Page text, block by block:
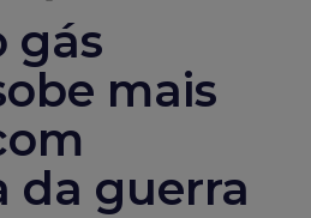
gás
mais
da guerra